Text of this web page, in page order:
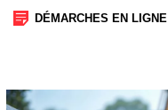
DÉMARCHES EN LIGNE